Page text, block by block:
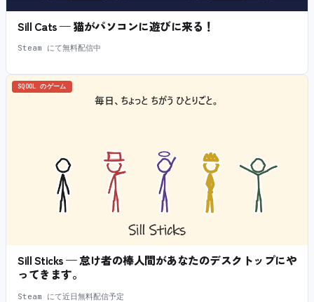
Sill Cats — 猫がパソコンに遊びに来る！
Steam にて無料配信中
SQOOL のゲーム
Sill Sticks — 怠け者の棒人間があなたのデスクトップにや
ってきます。
Steam にて近日無料配信予定